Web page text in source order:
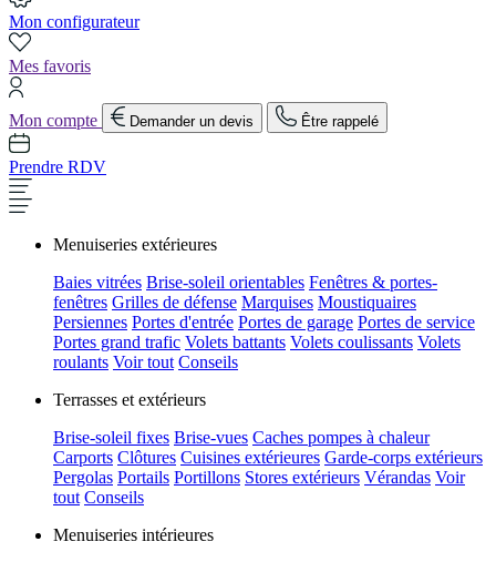
Mon configurateur
Mes favoris
Mon compte Demander un devis Être rappelé
Prendre RDV
Menuiseries extérieures
Baies vitrées Brise-soleil orientables Fenêtres & portes-
fenêtres Grilles de défense Marquises Moustiquaires
Persiennes Portes d'entrée Portes de garage Portes de service
Portes grand trafic Volets battants Volets coulissants Volets
roulants Voir tout Conseils
Terrasses et extérieurs
Brise-soleil fixes Brise-vues Caches pompes à chaleur
Carports Clôtures Cuisines extérieures Garde-corps extérieurs
Pergolas Portails Portillons Stores extérieurs Vérandas Voir
tout Conseils
Menuiseries intérieures